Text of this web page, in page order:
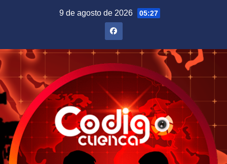
9 de agosto de 2026 05:27